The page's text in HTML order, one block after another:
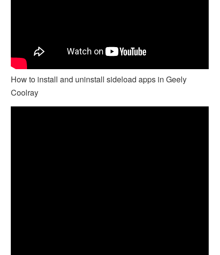
How to install and uninstall sideload apps in Geely
Coolray